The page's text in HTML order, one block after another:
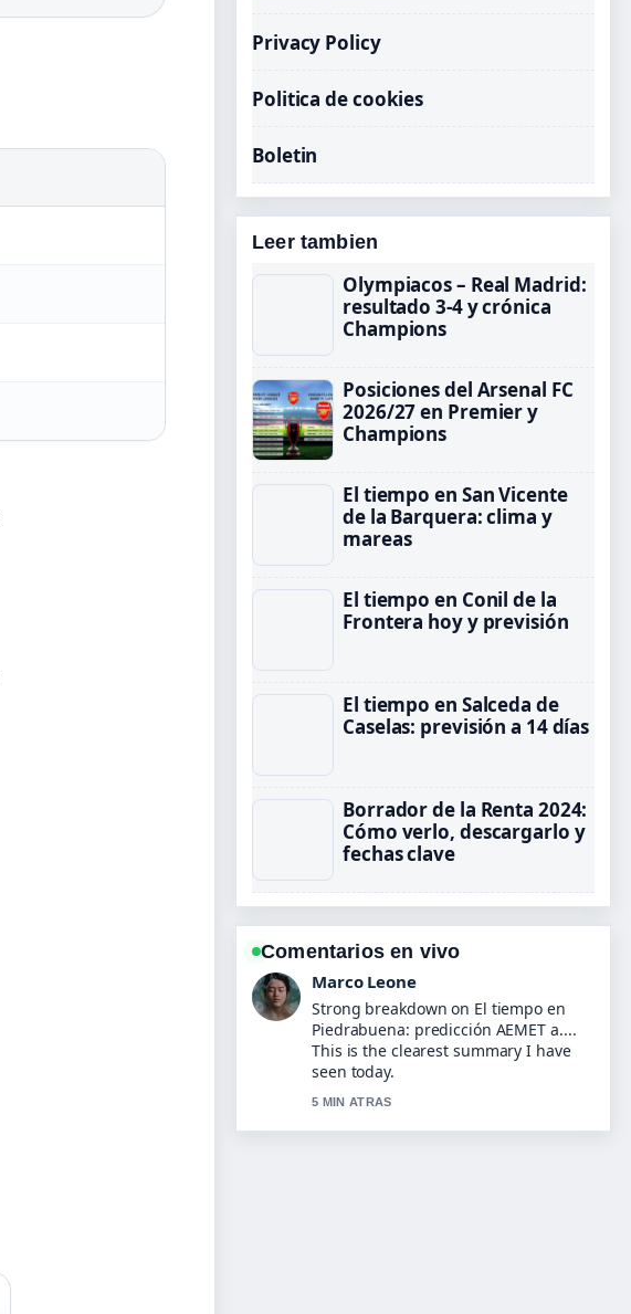
Privacy Policy
Politica de cookies
Boletin
Leer tambien
Olympiacos – Real Madrid:
resultado 3-4 y crónica
Champions
Posiciones del Arsenal FC
2026/27 en Premier y
Champions
El tiempo en San Vicente
de la Barquera: clima y
mareas
El tiempo en Conil de la
Frontera hoy y previsión
El tiempo en Salceda de
Caselas: previsión a 14 días
Borrador de la Renta 2024:
Cómo verlo, descargarlo y
fechas clave
Comentarios en vivo
Marco Leone
Strong breakdown on El tiempo en
Piedrabuena: predicción AEMET a....
This is the clearest summary I have
seen today.
5 MIN ATRAS